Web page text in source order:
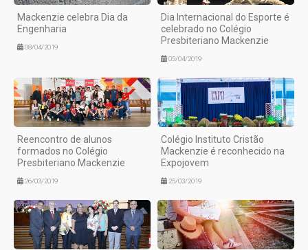
Mackenzie celebra Dia da
Engenharia
08/04/2019
Dia Internacional do Esporte é
celebrado no Colégio
Presbiteriano Mackenzie
05/04/2019
Reencontro de alunos
formados no Colégio
Presbiteriano Mackenzie
26/03/2019
Colégio Instituto Cristão
Mackenzie é reconhecido na
Expojovem
25/03/2019